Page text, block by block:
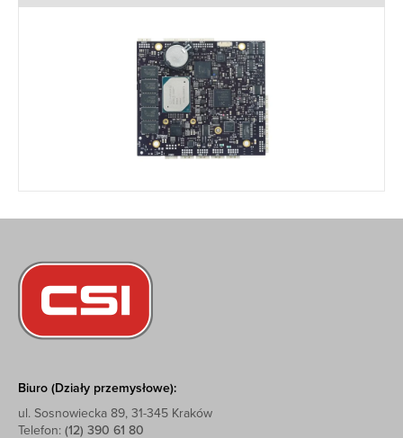
Biuro (Działy przemysłowe):
ul. Sosnowiecka 89, 31-345 Kraków
Telefon: (12) 390 61 80